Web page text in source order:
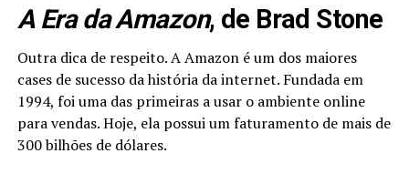
A Era da Amazon, de Brad Stone
Outra dica de respeito. A Amazon é um dos maiores
cases de sucesso da história da internet. Fundada em
1994, foi uma das primeiras a usar o ambiente online
para vendas. Hoje, ela possui um faturamento de mais de
300 bilhões de dólares.